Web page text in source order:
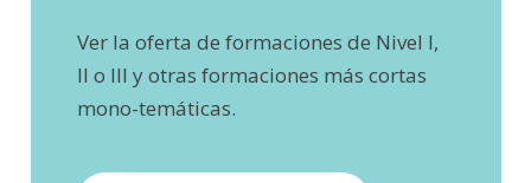
Ver la oferta de formaciones de Nivel I,
II o III y otras formaciones más cortas
mono-temáticas.